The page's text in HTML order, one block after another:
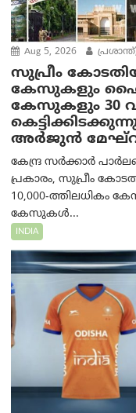
Aug 5, 2026
സുപ്രീം
കേസുകളും
കേസുകളും 30
അര്‍ജുന്‍
കേന്ദ്ര സർക്കാർ
പ്രകാരം, സുപ്രീം
10,000-ത്തിലധികം
കേസുകൾ...
INDIA